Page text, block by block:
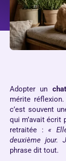
Adopter un
mérite
c’est souvent
qui m’avait écrit
retraitée : «
deuxième jour.
phrase dit tout.